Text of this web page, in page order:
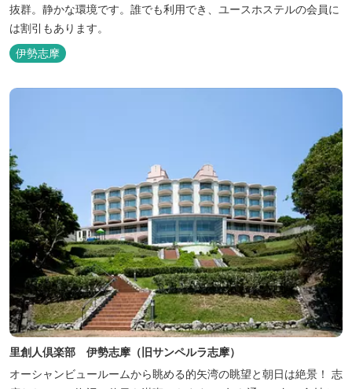
抜群。静かな環境です。誰でも利用でき、ユースホステルの会員に
は割引もあります。
伊勢志摩
里創人倶楽部 伊勢志摩（旧サンペルラ志摩）
オーシャンビュールームから眺める的矢湾の眺望と朝日は絶景！ 志